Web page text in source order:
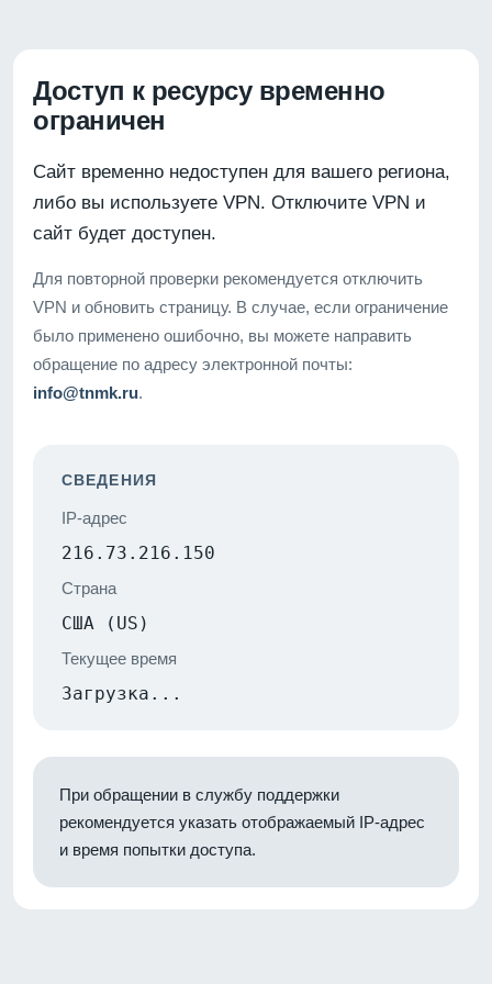
Доступ к ресурсу временно
ограничен
Сайт временно недоступен для вашего региона,
либо вы используете VPN. Отключите VPN и
сайт будет доступен.
Для повторной проверки рекомендуется отключить
VPN и обновить страницу. В случае, если ограничение
было применено ошибочно, вы можете направить
обращение по адресу электронной почты:
info@tnmk.ru.
СВЕДЕНИЯ
IP-адрес
216.73.216.150
Страна
США (US)
Текущее время
Загрузка...
При обращении в службу поддержки
рекомендуется указать отображаемый IP-адрес
и время попытки доступа.